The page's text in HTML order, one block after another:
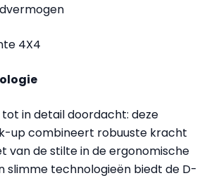
4X4
tot in detail doordacht: deze
up combineert robuuste kracht
van de stilte in de ergonomische
slimme technologieën biedt de D-